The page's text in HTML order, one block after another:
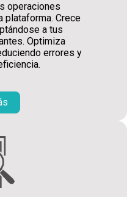
operaciones
plataforma. Crece
a tus
Optimiza
errores y